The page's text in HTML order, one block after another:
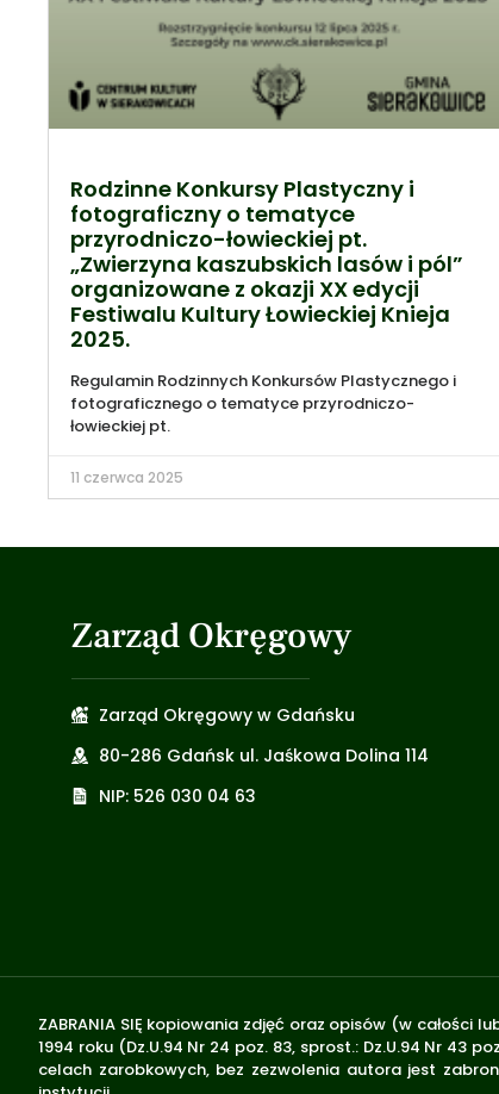
Rodzinne Konkursy Plastyczny i
fotograficzny o tematyce
przyrodniczo-łowieckiej pt.
„Zwierzyna kaszubskich lasów i pól”
organizowane z okazji XX edycji
Festiwalu Kultury Łowieckiej Knieja
2025.
Regulamin Rodzinnych Konkursów Plastycznego i
fotograficznego o tematyce przyrodniczo-
łowieckiej pt.
11 czerwca 2025
Zarząd Okręgowy
Zarząd Okręgowy w Gdańsku
80-286 Gdańsk ul. Jaśkowa Dolina 114
NIP: 526 030 04 63
ZABRANIA SIĘ kopiowania zdjęć oraz opisów (w całości
1994 roku (Dz.U.94 Nr 24 poz. 83, sprost.: Dz.U.94 Nr
celach zarobkowych, bez zezwolenia autora jest